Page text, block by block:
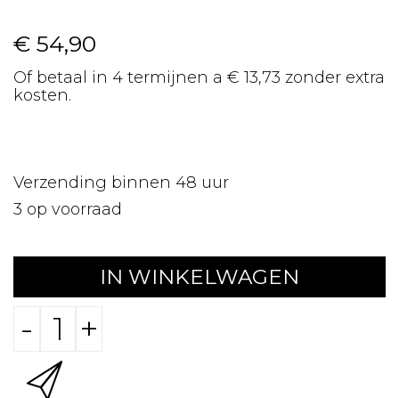
€ 54,90
Of betaal in 4 termijnen a € 13,73 zonder extra
kosten.
Verzending binnen 48 uur
3 op voorraad
IN WINKELWAGEN
- +